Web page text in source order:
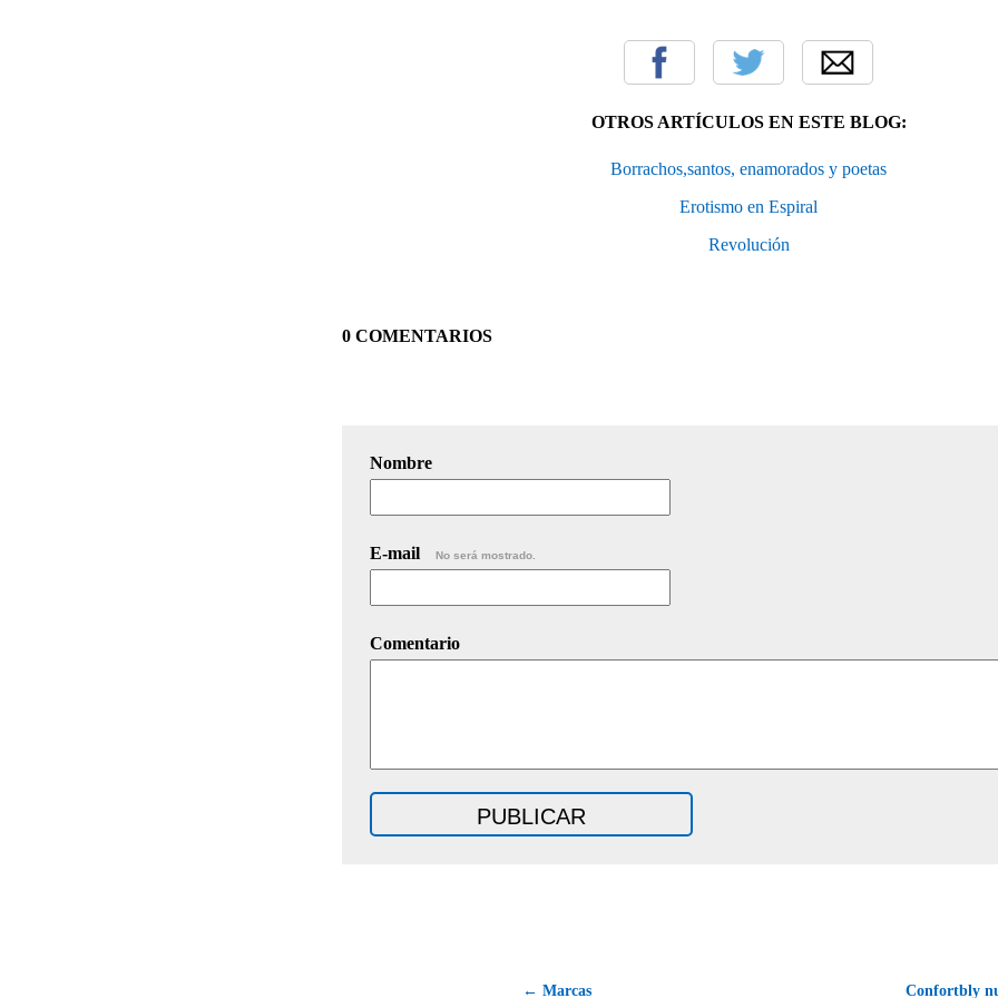
OTROS ARTÍCULOS EN ESTE BLOG:
Borrachos,santos, enamorados y poetas
Erotismo en Espiral
Revolución
0 COMENTARIOS
Nombre
E-mail No será mostrado.
Comentario
← Marcas Confortbly